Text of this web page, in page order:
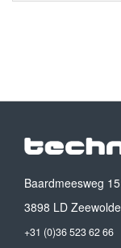
Baardmeesweg
3898 LD Zeewolde
+31 (0)36 523 62 66